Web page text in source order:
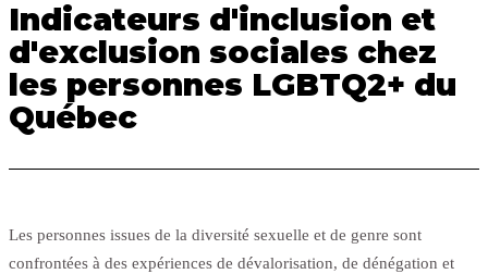
Indicateurs d'inclusion et
d'exclusion sociales chez
les personnes LGBTQ2+ du
Québec
Les personnes issues de la diversité sexuelle et de genre sont
confrontées à des expériences de dévalorisation, de dénégation et